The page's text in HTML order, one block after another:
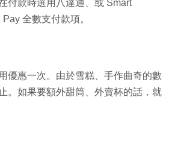
付款時選用八達通、或 Smart
全數支付款項。
優惠一次。由於雪糕、手作曲奇的數
。如果要額外甜筒、外賣杯的話，就